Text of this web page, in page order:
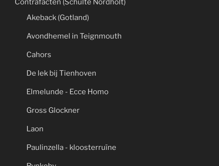
Contrafacten (Schulte Nordholt)
Akeback (Gotland)
Avondhemel in Teignmouth
Cahors
De lek bij Tienhoven
Elmelunde - Ecce Homo
Gross Glockner
Laon
Paulinzella - kloosterruïne